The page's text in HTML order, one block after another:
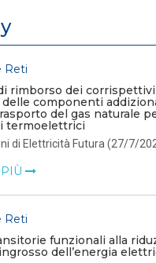
Reti
rimborso dei
componenti
del gas naturale
termoelettrici
di Elettricità Futura (27/7/
Reti
funzionali alla
dell’energia